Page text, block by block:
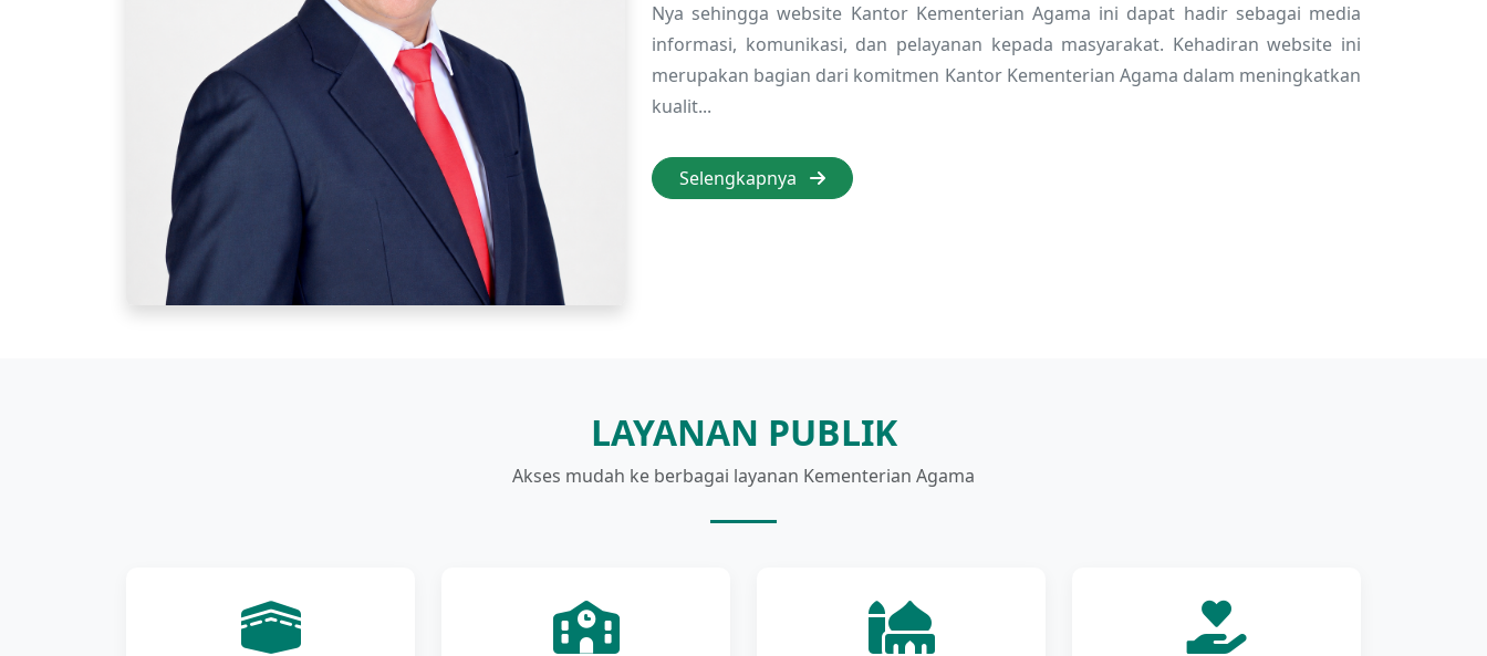
Nya sehingga website Kantor Kementerian Agama ini dapat hadir sebagai media
informasi, komunikasi, dan pelayanan kepada masyarakat. Kehadiran website ini
merupakan bagian dari komitmen Kantor Kementerian Agama dalam meningkatkan
kualit...
Selengkapnya
LAYANAN PUBLIK
Akses mudah ke berbagai layanan Kementerian Agama